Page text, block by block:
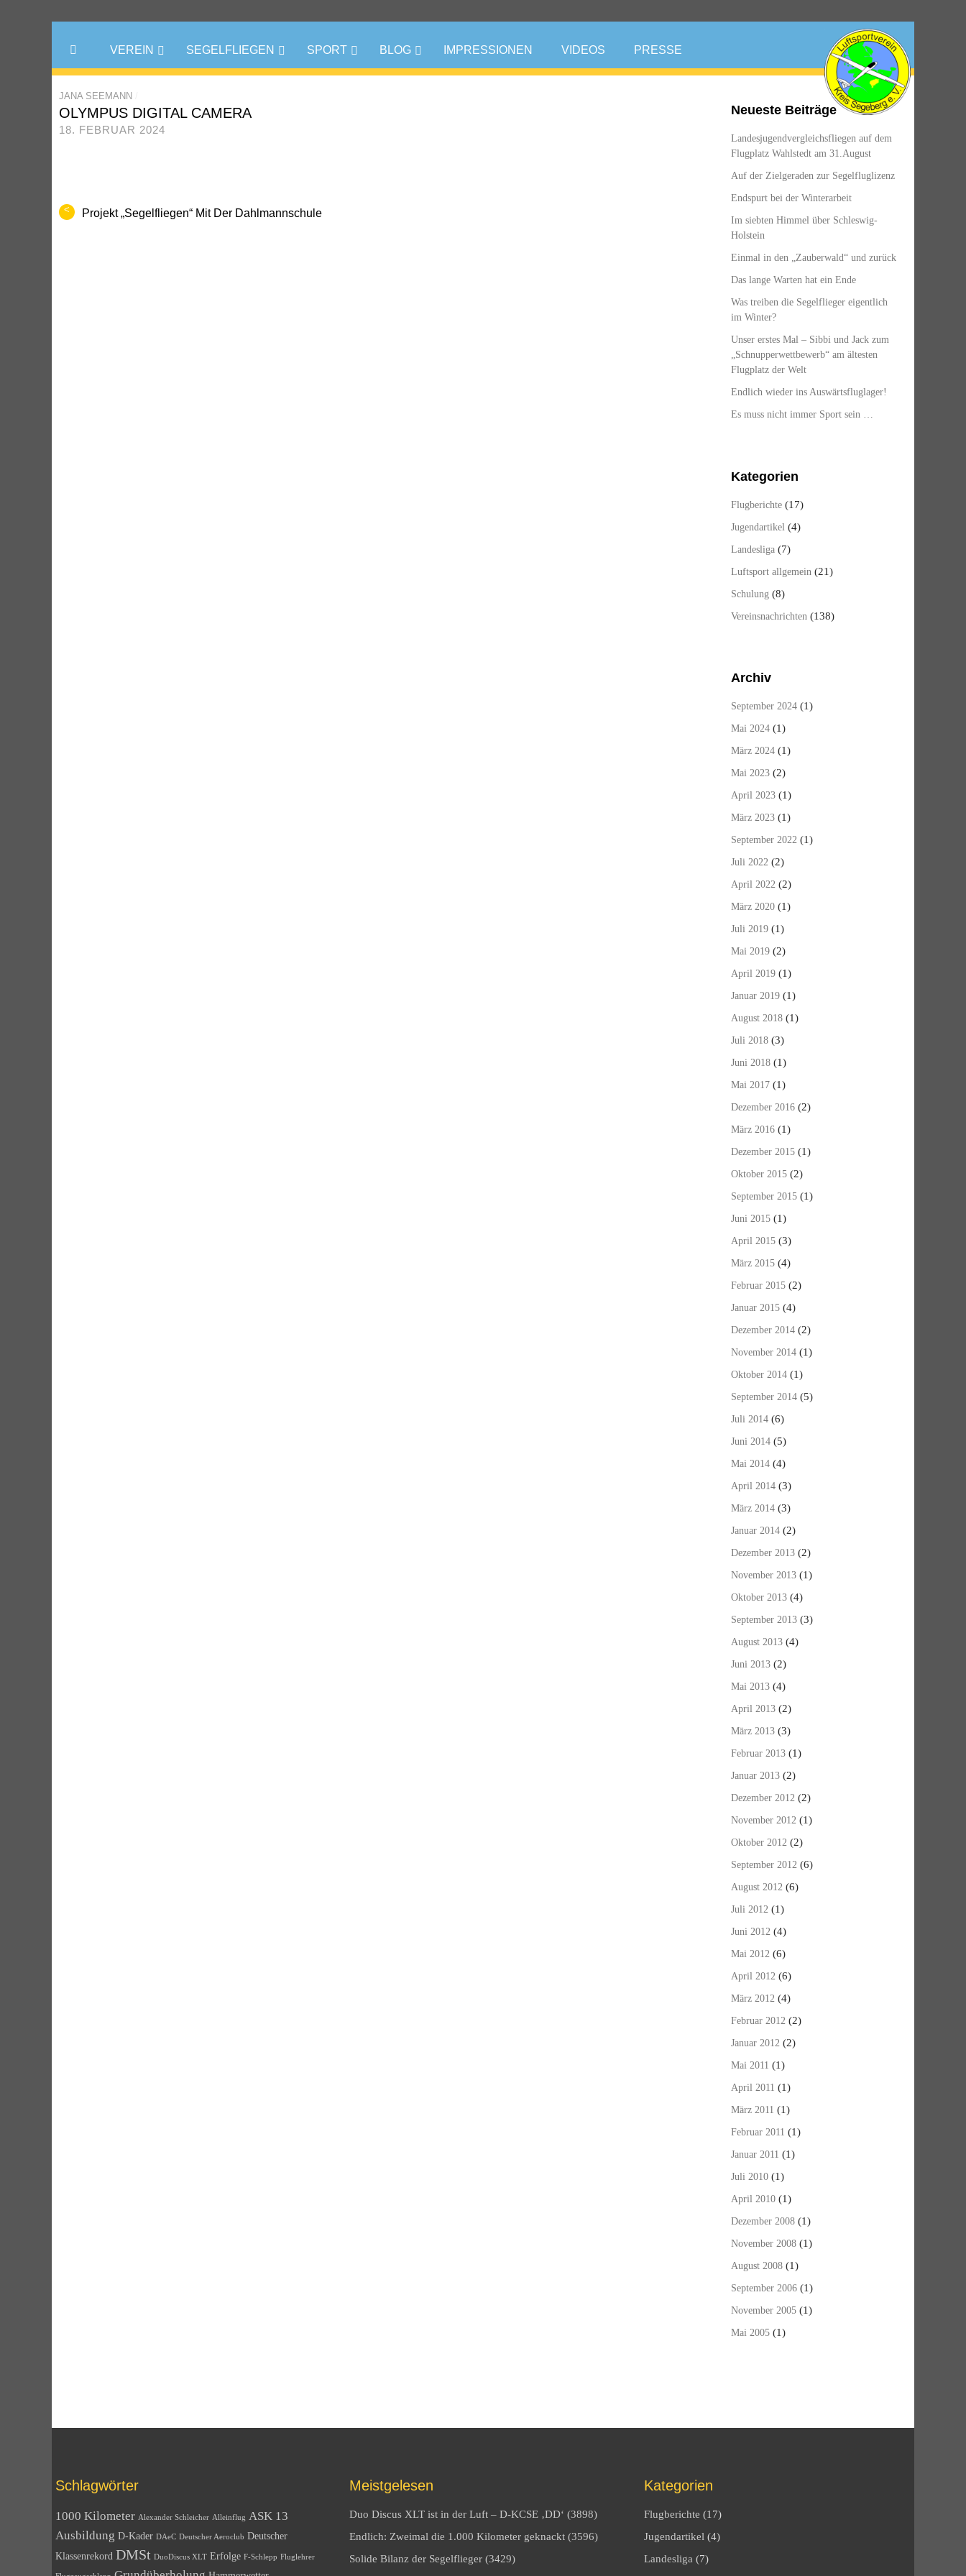
VEREIN SEGELFLIEGEN SPORT BLOG IMPRESSIONEN VIDEOS PRESSE
JANA SEEMANN
OLYMPUS DIGITAL CAMERA
18. FEBRUAR 2024
< Projekt „Segelfliegen“ Mit Der Dahlmannschule
Neueste Beiträge
Landesjugendvergleichsfliegen auf dem
Flugplatz Wahlstedt am 31.August
Auf der Zielgeraden zur Segelfluglizenz
Endspurt bei der Winterarbeit
Im siebten Himmel über Schleswig-
Holstein
Einmal in den „Zauberwald“ und zurück
Das lange Warten hat ein Ende
Was treiben die Segelflieger eigentlich
im Winter?
Unser erstes Mal – Sibbi und Jack zum
„Schnupperwettbewerb“ am ältesten
Flugplatz der Welt
Endlich wieder ins Auswärtsfluglager!
Es muss nicht immer Sport sein …
Kategorien
Flugberichte (17)
Jugendartikel (4)
Landesliga (7)
Luftsport allgemein (21)
Schulung (8)
Vereinsnachrichten (138)
Archiv
September 2024 (1)
Mai 2024 (1)
März 2024 (1)
Mai 2023 (2)
April 2023 (1)
März 2023 (1)
September 2022 (1)
Juli 2022 (2)
April 2022 (2)
März 2020 (1)
Juli 2019 (1)
Mai 2019 (2)
April 2019 (1)
Januar 2019 (1)
August 2018 (1)
Juli 2018 (3)
Juni 2018 (1)
Mai 2017 (1)
Dezember 2016 (2)
März 2016 (1)
Dezember 2015 (1)
Oktober 2015 (2)
September 2015 (1)
Juni 2015 (1)
April 2015 (3)
März 2015 (4)
Februar 2015 (2)
Januar 2015 (4)
Dezember 2014 (2)
November 2014 (1)
Oktober 2014 (1)
September 2014 (5)
Juli 2014 (6)
Juni 2014 (5)
Mai 2014 (4)
April 2014 (3)
März 2014 (3)
Januar 2014 (2)
Dezember 2013 (2)
November 2013 (1)
Oktober 2013 (4)
September 2013 (3)
August 2013 (4)
Juni 2013 (2)
Mai 2013 (4)
April 2013 (2)
März 2013 (3)
Februar 2013 (1)
Januar 2013 (2)
Dezember 2012 (2)
November 2012 (1)
Oktober 2012 (2)
September 2012 (6)
August 2012 (6)
Juli 2012 (1)
Juni 2012 (4)
Mai 2012 (6)
April 2012 (6)
März 2012 (4)
Februar 2012 (2)
Januar 2012 (2)
Mai 2011 (1)
April 2011 (1)
März 2011 (1)
Februar 2011 (1)
Januar 2011 (1)
Juli 2010 (1)
April 2010 (1)
Dezember 2008 (1)
November 2008 (1)
August 2008 (1)
September 2006 (1)
November 2005 (1)
Mai 2005 (1)
Schlagwörter
1000 Kilometer Alexander Schleicher Alleinflug ASK 13
Ausbildung D-Kader DAeC Deutscher Aeroclub Deutscher
Klassenrekord DMSt DuoDiscus XLT Erfolge F-Schlepp Fluglehrer
Meistgelesen
Duo Discus XLT ist in der Luft – D-KCSE ‚DD‘ (3898)
Endlich: Zweimal die 1.000 Kilometer geknackt (3596)
Solide Bilanz der Segelflieger (3429)
Kategorien
Flugberichte (17)
Jugendartikel (4)
Landesliga (7)